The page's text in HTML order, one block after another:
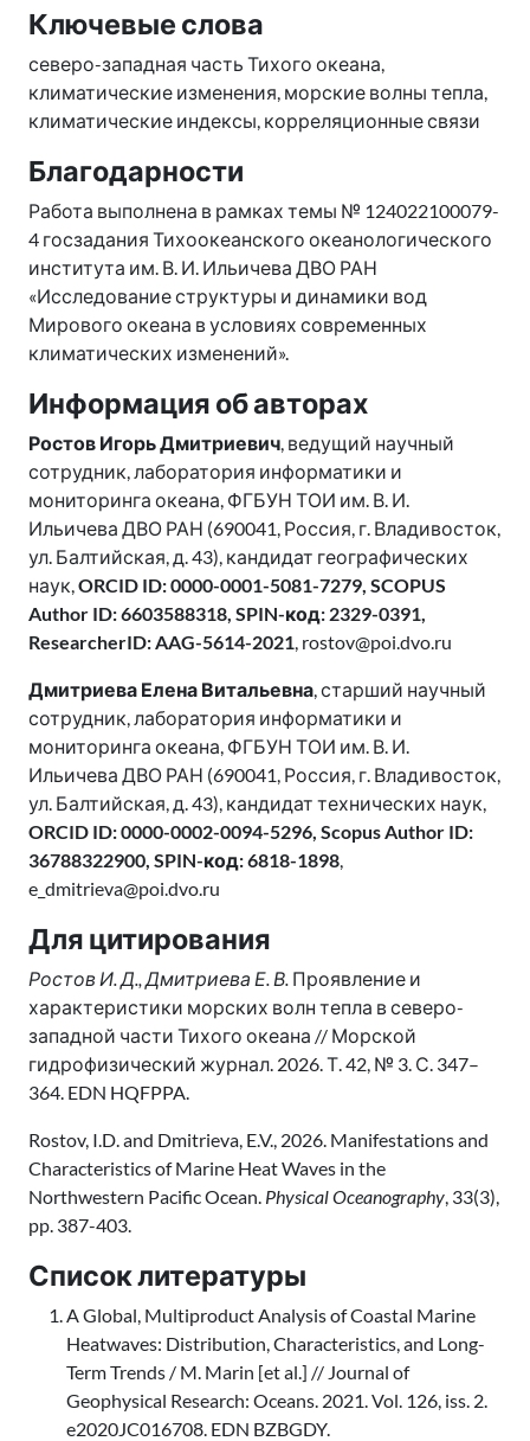
Ключевые слова
северо-западная часть Тихого океана,
климатические изменения, морские волны тепла,
климатические индексы, корреляционные связи
Благодарности
Работа выполнена в рамках темы № 124022100079-
4 госзадания Тихоокеанского океанологического
института им. В. И. Ильичева ДВО РАН
«Исследование структуры и динамики вод
Мирового океана в условиях современных
климатических изменений».
Информация об авторах
Ростов Игорь Дмитриевич, ведущий научный
сотрудник, лаборатория информатики и
мониторинга океана, ФГБУН ТОИ им. В. И.
Ильичева ДВО РАН (690041, Россия, г. Владивосток,
ул. Балтийская, д. 43), кандидат географических
наук,ORCID ID: 0000-0001-5081-7279, SCOPUS
Author ID: 6603588318, SPIN-код: 2329-0391,
ResearcherID: AAG-5614-2021, rostov@poi.dvo.ru
Дмитриева Елена Витальевна, старший научный
сотрудник, лаборатория информатики и
мониторинга океана, ФГБУН ТОИ им. В. И.
Ильичева ДВО РАН (690041, Россия, г. Владивосток,
ул. Балтийская, д. 43), кандидат технических наук,
ORCID ID: 0000-0002-0094-5296, Scopus Author ID:
36788322900, SPIN-код: 6818-1898,
e_dmitrieva@poi.dvo.ru
Для цитирования
Ростов И. Д., Дмитриева Е. В. Проявление и
характеристики морских волн тепла в северо-
западной части Тихого океана // Морской
гидрофизический журнал. 2026. Т. 42, № 3. С. 347–
364. EDN HQFPPA.
Rostov, I.D. and Dmitrieva, E.V., 2026. Manifestations and
Characteristics of Marine Heat Waves in the
Northwestern Pacific Ocean. Physical Oceanography, 33(3),
pp. 387-403.
Список литературы
A Global, Multiproduct Analysis of Coastal Marine
Heatwaves: Distribution, Characteristics, and Long-
Term Trends / M. Marin [et al.] // Journal of
Geophysical Research: Oceans. 2021. Vol. 126, iss. 2.
e2020JC016708. EDN BZBGDY.